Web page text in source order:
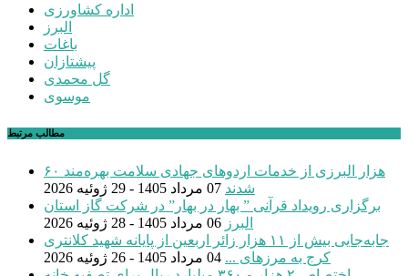
اداره کشاورزی
البرز
باغات
پیشتازان
گل محمدی
موسوی
مطالب مرتبط
۶۰ هزار البرزی از خدمات اردوهای جهادی سلامت بهره‌مند
شدند 07 مرداد 1405 - 29 ژوئیه 2026
برگزاری رویداد قرآنی ” بهار در بهار” در شرکت گاز استان
البرز 06 مرداد 1405 - 28 ژوئیه 2026
جابه‌جایی بیش از ۱۱ هزار زائر اربعین از پایانه شهید کلانتری
کرج به مرزهای ... 04 مرداد 1405 - 26 ژوئیه 2026